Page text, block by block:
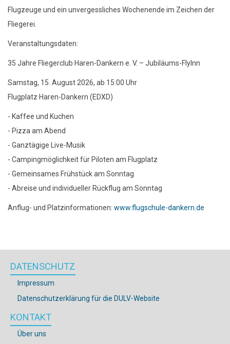
Flugzeuge und ein unvergessliches Wochenende im Zeichen der
Fliegerei.
Veranstaltungsdaten:
35 Jahre Fliegerclub Haren-Dankern e. V. – Jubiläums-FlyInn
Samstag, 15. August 2026, ab 15:00 Uhr
Flugplatz Haren-Dankern (EDXD)
- Kaffee und Kuchen
- Pizza am Abend
- Ganztägige Live-Musik
- Campingmöglichkeit für Piloten am Flugplatz
- Gemeinsames Frühstück am Sonntag
- Abreise und individueller Rückflug am Sonntag
Anflug- und Platzinformationen: www.flugschule-dankern.de
DATENSCHUTZ
Impressum
Datenschutzerklärung für die DULV-Website
KONTAKT
Über uns